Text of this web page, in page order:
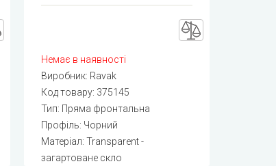
Немає в наявності
Виробник: Ravak
Код товару: 375145
Тип: Пряма фронтальна
Профіль: Чорний
Матеріал: Transparent -
загартоване скло